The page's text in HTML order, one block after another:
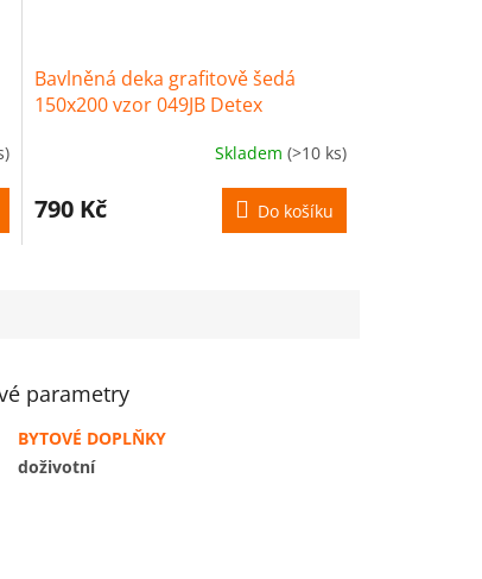
Bavlněná deka grafitově šedá
150x200 vzor 049JB Detex
Skladem (>10 ks)
790 Kč Do košíku
parametry
BYTOVÉ DOPLŇKY
doživotní